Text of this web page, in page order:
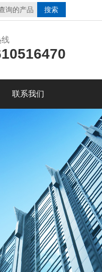
线
联系我们